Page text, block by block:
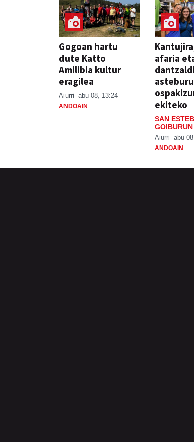
Gogoan hartu
dute Katto
Amilibia kultur
eragilea
Aiurri abu 08, 13:24
ANDOAIN
afaria
ekiteko
SAN
Aiurri abu
ANDOAIN